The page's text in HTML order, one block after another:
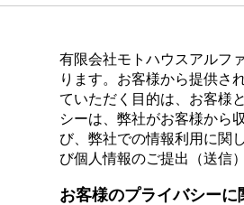
有限会社モトハウスアルフ
ります。お客様から提供さ
ていただく目的は、お客様
シーは、弊社がお客様から
び、弊社での情報利用に関
び個人情報のご提出（送信
お客様のプライバシー